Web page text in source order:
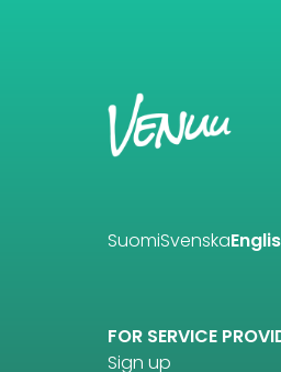
SuomiSvenska
FOR SERVICE
Sign up